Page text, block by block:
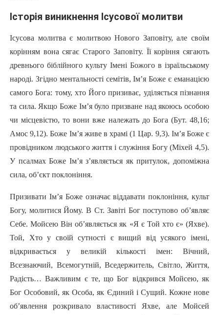
Історія виникнення Ісусової молитви
Ісусова молитва є молитвою Нового Заповіту, але своїм
корінням вона сягає Старого Заповіту. Ïï коріння сягають
древнього біблійного культу Імені Божого в ізраїльському
народі. Згідно ментальності семітів, Ім’я Боже є еманацією
самого Бога: тому, хто Його призиває, уділяється пізнання
та сила. Якщо Боже Ім’я було призване над якоюсь особою
чи місцевістю, то вони вже належать до Бога (Бут. 48,16;
Амос 9,12). Боже Ім’я живе в храмі (1 Цар. 9,3). Ім’я Боже є
провідником людського життя i служіння Богу (Міхей 4,5).
У псалмах Боже Ім’я з’являється як притулок, допоміжна
сила, об’єкт поклоніння.
Призивати Ім’я Боже означає віддавати поклоніння, культ
Богу, молитися Йому. В Ст. Завіті Бог поступово об’являє
Себе. Мойсею Він об’являється як «Я є Той хто є» (Яхве).
Той, Хто у своїй сутності є вищий від усякого імені,
відкривається у великій кількості імен: Вічний,
Всезнаючий, Всемогутній, Вседержитель, Світло, Життя,
Радість… Важливим є те, що Бог відкрився Мойсею, як
Бог Особовий, як Особа, як Єдиний i Сущий. Кожне нове
об’явлення розкривало властивості Яхве, але Мойсей